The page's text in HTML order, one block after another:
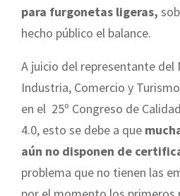
para furgonetas ligeras,
hecho público el balance.
A juicio del representante del
Industria, Comercio y
en el 25º Congreso de
4.0, esto se debe a que
aún no disponen de
problema que no tienen las